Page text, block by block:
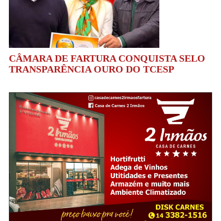
CÂMARA DE FARTURA CONQUISTA SELO
TRANSPARÊNCIA OURO DO TCESP